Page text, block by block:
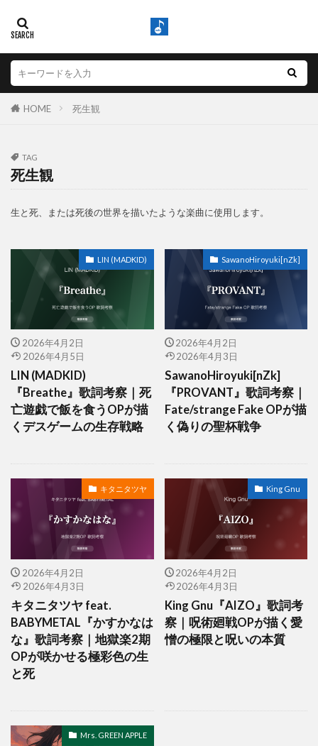
HOME 死生観
TAG
死生観
生と死、または死後の世界を描いたような楽曲に使用します。
LIN (MADKID)
2026年4月2日
2026年4月5日
LIN (MADKID)
『Breathe』歌詞考察｜死
亡遊戯で飯を食うOPが描
くデスゲームの生存戦略
SawanoHiroyuki[nZk]
2026年4月2日
2026年4月3日
SawanoHiroyuki[nZk]
『PROVANT』歌詞考察｜
Fate/strange Fake OPが描
く偽りの聖杯戦争
キタニタツヤ
2026年4月2日
2026年4月3日
キタニタツヤ feat.
BABYMETAL『かすかなは
な』歌詞考察｜地獄楽2期
OPが咲かせる極彩色の生
と死
King Gnu
2026年4月2日
2026年4月3日
King Gnu『AIZO』歌詞考
察｜呪術廻戦OPが描く愛
憎の極限と呪いの本質
Mrs. GREEN APPLE